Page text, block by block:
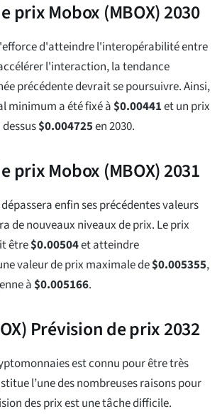
prix Mobox (MBOX) 2030
d'atteindre l'interopérabilité entre
l'interaction, la tendance
précédente devrait se poursuivre. Ainsi,
minimum a été fixé à$0.00441et un prix
$0.004725en 2030.
prix Mobox (MBOX) 2031
dépassera enfin ses précédentes valeurs
de nouveaux niveaux de prix. Le prix
être$0.00504et atteindre
valeur de prix maximale de$0.005355,
à$0.005166.
Prévision de prix 2032
est connu pour être très
l’une des nombreuses raisons pour
des prix est une tâche difficile.